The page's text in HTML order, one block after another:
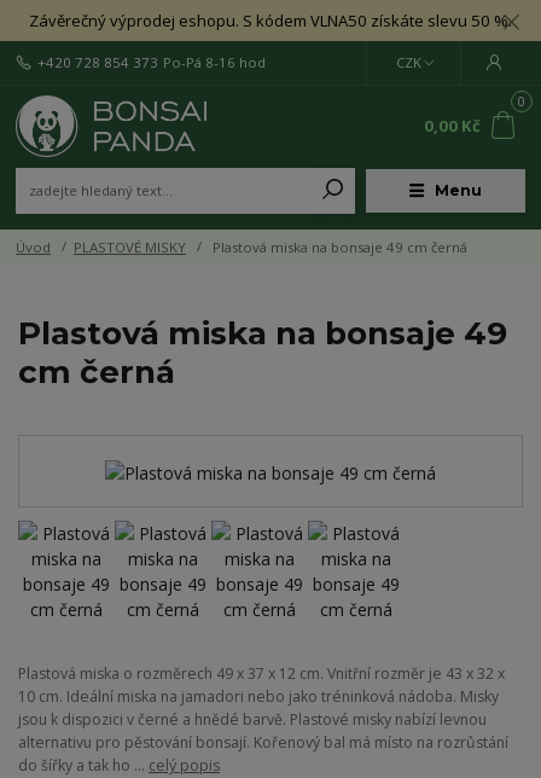
Závěrečný výprodej eshopu. S kódem VLNA50 získáte slevu 50 %.
Menu
CZK
+420 728 854 373 Po-Pá 8-16 hod
0
0,00 Kč
Úvod PLASTOVÉ MISKY Plastová miska na bonsaje 49 cm černá
Plastová miska na bonsaje 49
cm černá
Plastová miska o rozměrech 49 x 37 x 12 cm. Vnitřní rozměr je 43 x 32 x
10 cm. Ideální miska na jamadori nebo jako tréninková nádoba. Misky
jsou k dispozici v černé a hnědé barvě. Plastové misky nabízí levnou
alternativu pro pěstování bonsají. Kořenový bal má místo na rozrůstání
do šířky a tak ho ... celý popis